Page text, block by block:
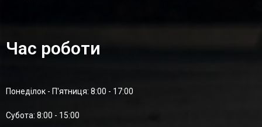
Час роботи
Понеділок - П'ятниця: 8:00 - 17:00
Суботa: 8:00 - 15:00